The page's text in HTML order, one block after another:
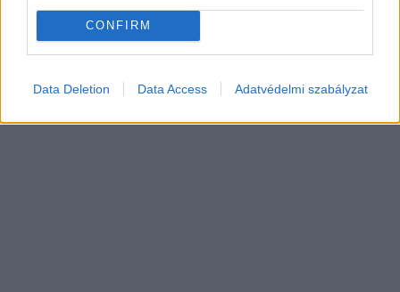
CONFIRM
Data Deletion Data Access Adatvédelmi szabályzat
VIVARO ÉS MOVANO ÚJ GENERÁCIÓJA
hajtásláncok.